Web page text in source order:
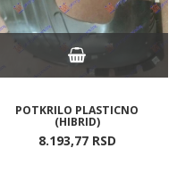
POTKRILO PLASTICNO
(HIBRID)
8.193,77 RSD